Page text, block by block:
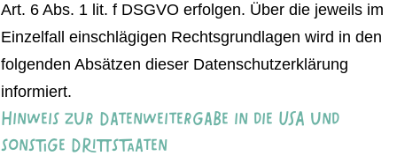
Art. 6 Abs. 1 lit. f DSGVO erfolgen. Über die jeweils im
Einzelfall einschlägigen Rechtsgrundlagen wird in den
folgenden Absätzen dieser Datenschutzerklärung
informiert.
Hinweis zur Datenweitergabe in die USA und
sonstige Drittstaaten